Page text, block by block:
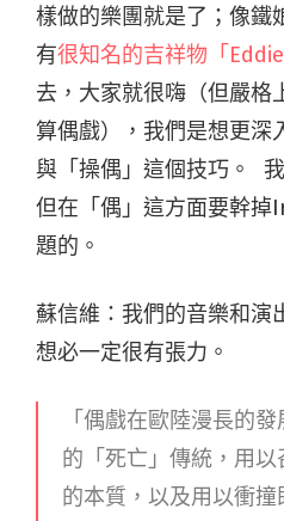
樣做的樂團就是了；像鐵
有很知名的吉祥物「Eddie
去，大家就很嗨（但嚴格
算偶戲），我們是想更深
與「操偶」這個技巧。
但在「偶」這方面要幹掉
題的。
蘇信維：我們的音樂和演
想必一定很有張力。
「偶戲在歐陸漫長的
的「死亡」傳統，用
的本質，以及用以衝